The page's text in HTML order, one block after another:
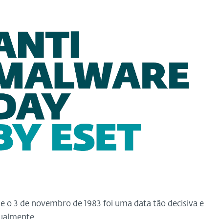
o 3 de novembro de 1983 foi uma data tão decisiva e